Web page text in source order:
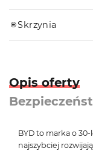
Skrzynia
Opis oferty
BYD to marka o
najszybciej